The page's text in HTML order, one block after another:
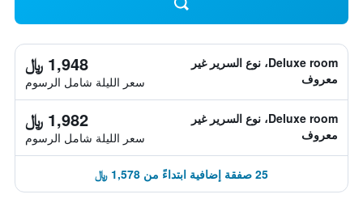
Deluxe room، نوع السرير غير
معروف
1,948 ﷼
سعر الليلة شامل الرسوم
Deluxe room، نوع السرير غير
معروف
1,982 ﷼
سعر الليلة شامل الرسوم
25 صفقة إضافية ابتداءً من 1,578 ﷼